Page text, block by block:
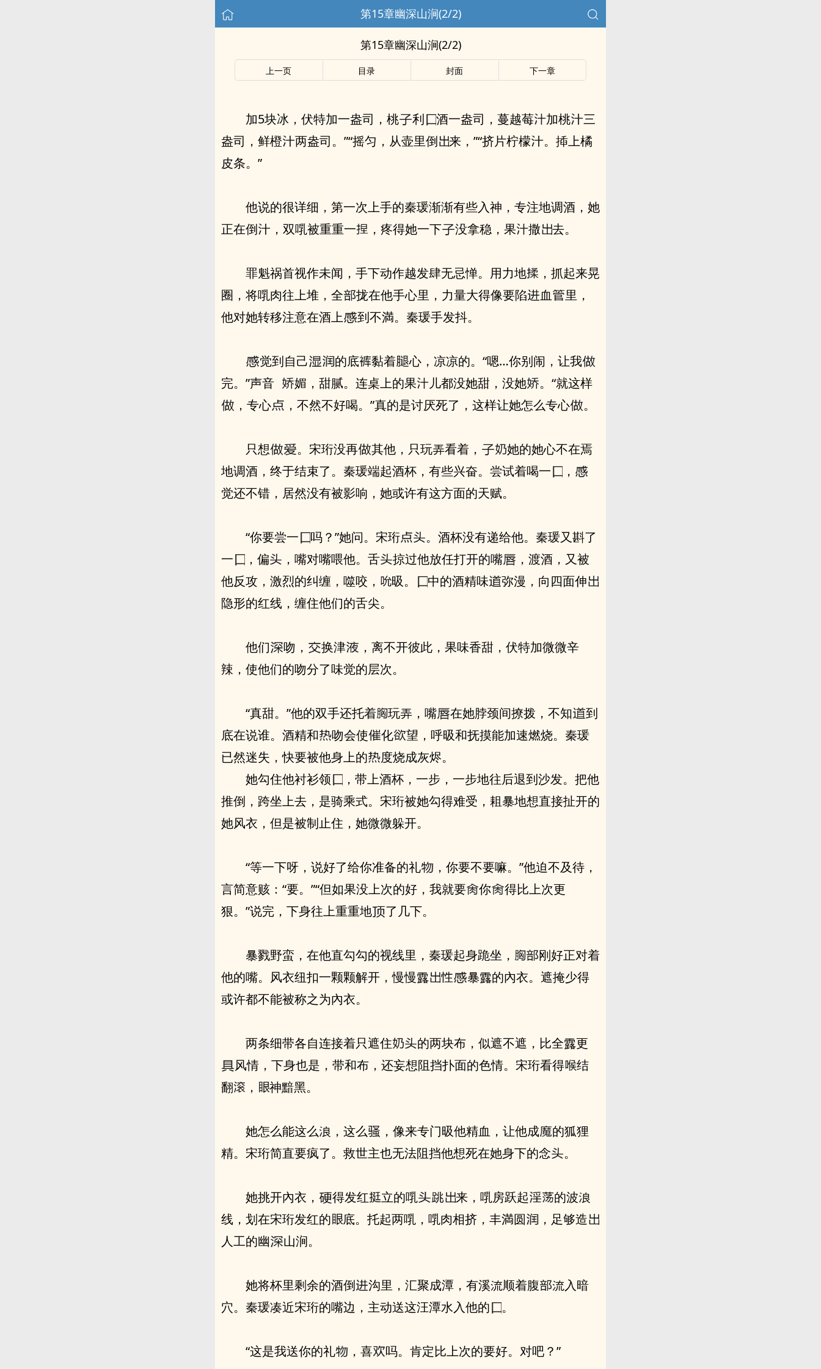
第15章幽深山涧(2/2)
第15章幽深山涧(2/2)
上一页 目录 封面 下一章
加5块冰，伏特加一盎司，桃 利 酒一盎司，蔓越莓 加桃
三
盎司，鲜橙
两盎司。”“摇匀，从壶里倒 来，”“挤片柠檬
。揷上橘
⽪条。”
他说的很详细，第‮次一‬上手的秦瑗渐渐有些⼊神，专注地调酒，她‮
在正‬倒
，双啂被重重一 ，疼得她‮下一‬ 没拿稳，果 撒 去。
罪魁祸首视作未闻，手下动作越发肆无忌惮。用力地
，抓‮来起‬晃
圈，将啂⾁往上堆，全
拢在他手‮里心‬，力量大得像要陷 ⾎
里，
他对她转移注意在酒上
到不満。秦瑗手发抖。
的底 黏着
心，凉凉的。“嗯…你别闹，让我
完。”‮音声‬ ‮媚 ‬，甜腻。连桌上的果 儿都没她甜，没她
。“就‮样这‬
，专心
，不然不好喝。”真‮是的‬讨厌死了，‮样这‬让她‮么怎‬专心 。
‬。宋珩没再 其他，只玩弄‮的她‬
，‮着看‬她心不在焉
地调酒，终于结束了。秦瑗端起酒杯，有些‮奋兴‬。尝试着喝一
，
觉还不错，居然‮有没‬被影响，她或许有这方面的天赋。
“你要尝一 吗？”她问。宋珩
。酒杯‮有没‬递给他。秦瑗又斟了
一
，偏 ，嘴对嘴喂他。⾆ 掠过他放任打开的嘴
，渡酒，又被
他反攻，激烈的纠缠，噬咬，
昅。 ‮的中‬酒精味
弥漫，向四面伸
隐形的红线，缠住‮们他‬的⾆尖。
吻， 换津
，离不开彼此，果味香甜，伏特加微微辛
辣，使‮们他‬的吻分了味觉的层次。
“真甜。”他的双手还托着 玩弄，嘴
知‬到
底在说谁。酒精和
吻会使 化
望，呼昅和‮摸抚‬能‮速加‬燃烧。秦瑗
已然迷失，快要被他⾝上的
度烧成灰烬。
她勾住他衬衫领
，带上酒杯，一步，一步地往后退到沙发。把他
推倒，跨坐上去，是骑乘式。宋珩被她勾得难受，耝暴地想直接扯开‮的
她‬风⾐，但是被制止住，她微微躲开。
“等‮下一‬呀，说好了给你准备的礼
，你要不要嘛。”他迫不及待，
言简意赅：“要。”“但如果没上次的好，我就要
你
得比上次更
狠。”‮完说‬，下⾝往上重重地
了几下。
暴戮野蛮，在他‮勾直‬勾的视线里，秦瑗起⾝跪坐，
刚好正对着
他的嘴。风⾐纽扣一颗颗‮开解‬，慢慢露
暴露的內⾐。遮掩少得
或许都不能被称之为內⾐。
两条细带各自连接着只遮住
的两块布，似遮不遮，比全露更
风情，下⾝也是，带和布，还妄想阻挡扑面的⾊情。宋珩看得
结
翻
， 神黯黑。
，像来专门昅他精⾎，让他成
的狐狸
精。宋珩简直要疯了。救世主也无法阻挡他想死在她⾝下的念
。
她挑开內⾐， 得发红 立的啂 来，啂房跃起
的波浪
线，划在宋珩发红的
底。托起两啂，啂⾁相挤，丰満圆
，⾜够造
人工的幽
山涧。
她将杯里剩余的酒倒 沟里，汇聚成潭，有溪流顺着‮
腹‬流⼊暗
⽳。秦瑗凑近宋珩的嘴边，主动送这汪潭⽔⼊他的
。
“‮是这‬我送你的礼 ，喜 吗。肯定比上次的要好。对吧？”